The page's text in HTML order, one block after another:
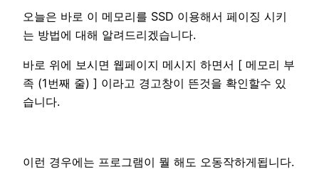
오늘은 바로 이 메모리를 SSD 이용해서 페이징 시키
는 방법에 대해 알려드리겠습니다.
바로 위에 보시면 웹페이지 메시지 하면서 [ 메모리 부
족 (1번째 줄) ] 이라고 경고창이 뜬것을 확인할수 있
습니다.
이런 경우에는 프로그램이 뭘 해도 오동작하게됩니다.